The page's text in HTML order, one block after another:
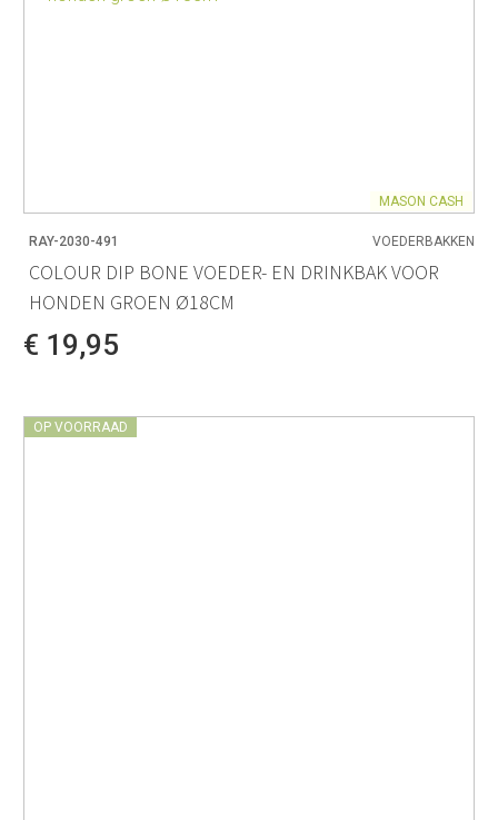
MASON CASH
RAY-2030-491 VOEDERBAKKEN
COLOUR DIP BONE VOEDER- EN DRINKBAK VOOR
HONDEN GROEN Ø18CM
€ 19,95
OP VOORRAAD